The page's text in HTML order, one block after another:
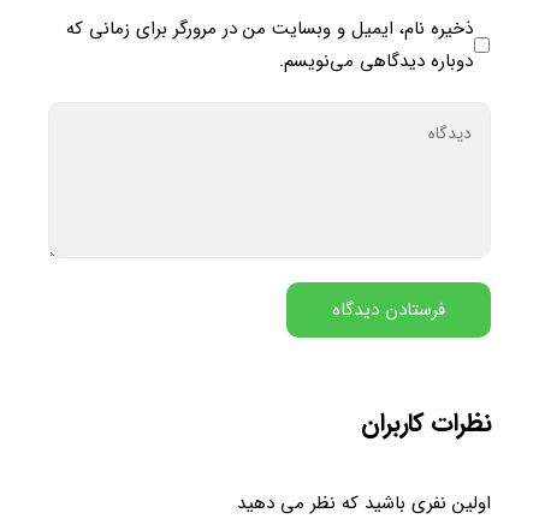
ذخیره نام، ایمیل و وبسایت من در مرورگر برای زمانی که
دوباره دیدگاهی می‌نویسم.
نظرات کاربران
اولین نفری باشید که نظر می دهید